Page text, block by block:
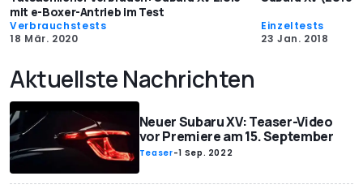
mit e-Boxer-Antrieb im Test
Verbrauchstests
18 Mär. 2020
Einzeltests
23 Jan. 2018
Aktuellste Nachrichten
Neuer Subaru XV: Teaser-Video
vor Premiere am 15. September
Teaser-1 Sep. 2022